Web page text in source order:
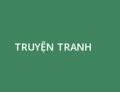
TRUYỆN TRANH